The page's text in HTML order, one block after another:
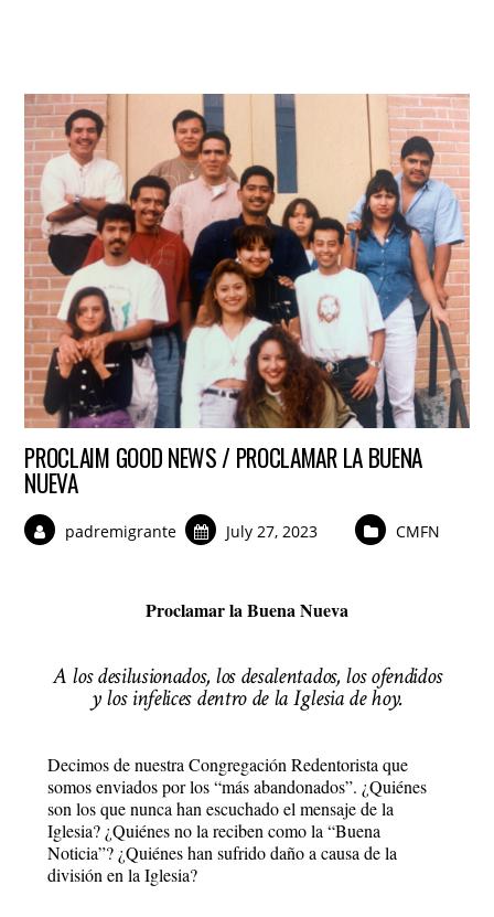
PROCLAIM GOOD NEWS / PROCLAMAR LA BUENA
NUEVA
padremigrante July 27, 2023 CMFN
Proclamar la Buena Nueva
A los desilusionados, los desalentados, los ofendidos
y los infelices dentro de la Iglesia de hoy.
Decimos de nuestra Congregación Redentorista que
somos enviados por los “más abandonados”. ¿Quiénes
son los que nunca han escuchado el mensaje de la
Iglesia? ¿Quiénes no la reciben como la “Buena
Noticia”? ¿Quiénes han sufrido daño a causa de la
división en la Iglesia?